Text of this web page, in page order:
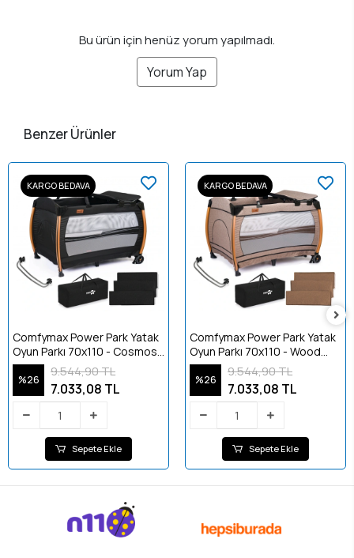
Bu ürün için henüz yorum yapılmadı.
Yorum Yap
Benzer Ürünler
KARGO BEDAVA
Comfymax Power Park Yatak
Oyun Parkı 70x110 - Cosmos
Black
%26
9.544,90 TL
7.033,08 TL
Sepete Ekle
KARGO BEDAVA
Comfymax Power Park Yatak
Oyun Parkı 70x110 - Wood
Brown
%26
9.544,90 TL
7.033,08 TL
Sepete Ekle